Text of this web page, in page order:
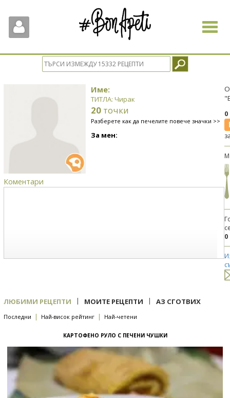
Toggle
Име:
ТИТЛА: Чирак
20 точки
Разберете как да печелите повече значки >>
За мен:
Коментари
0
ЛЮБИМИ РЕЦЕПТИ | МОИТЕ РЕЦЕПТИ | АЗ СГОТВИХ
Последни | Най-висок рейтинг | Най-четени
КАРТОФЕНО РУЛО С ПЕЧЕНИ ЧУШКИ